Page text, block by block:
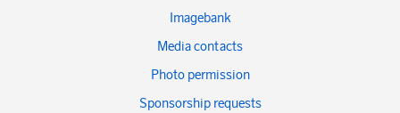
Imagebank
Media contacts
Photo permission
Sponsorship requests